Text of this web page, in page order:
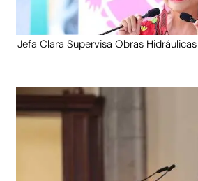
Jefa Clara Supervisa Obras